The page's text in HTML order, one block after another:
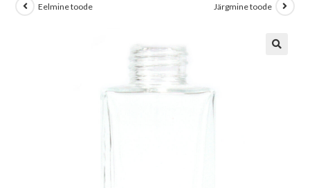
Eelmine toode Järgmine toode